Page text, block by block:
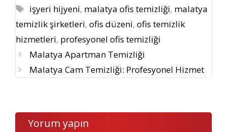
Etiketler
işyeri hijyeni, malatya ofis temizliği, malatya
temizlik şirketleri, ofis düzeni, ofis temizlik
hizmetleri, profesyonel ofis temizliği
Malatya Apartman Temizliği
Malatya Cam Temizliği: Profesyonel Hizmet
Yorum yapın